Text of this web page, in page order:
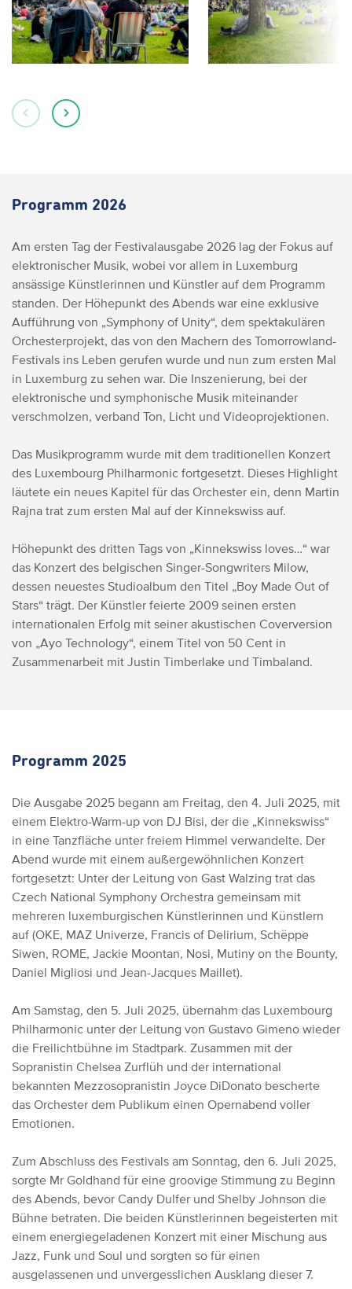
Programm 2026
Am ersten Tag der Festivalausgabe 2026 lag der Fokus auf
elektronischer Musik, wobei vor allem in Luxemburg
ansässige Künstlerinnen und Künstler auf dem Programm
standen. Der Höhepunkt des Abends war eine exklusive
Aufführung von „Symphony of Unity“, dem spektakulären
Orchesterprojekt, das von den Machern des Tomorrowland-
Festivals ins Leben gerufen wurde und nun zum ersten Mal
in Luxemburg zu sehen war. Die Inszenierung, bei der
elektronische und symphonische Musik miteinander
verschmolzen, verband Ton, Licht und Videoprojektionen.
Das Musikprogramm wurde mit dem traditionellen Konzert
des Luxembourg Philharmonic fortgesetzt. Dieses Highlight
läutete ein neues Kapitel für das Orchester ein, denn Martin
Rajna trat zum ersten Mal auf der Kinnekswiss auf.
Höhepunkt des dritten Tags von „Kinnekswiss loves…“ war
das Konzert des belgischen Singer-Songwriters Milow,
dessen neuestes Studioalbum den Titel „Boy Made Out of
Stars“ trägt. Der Künstler feierte 2009 seinen ersten
internationalen Erfolg mit seiner akustischen Coverversion
von „Ayo Technology“, einem Titel von 50 Cent in
Zusammenarbeit mit Justin Timberlake und Timbaland.
Programm 2025
Die Ausgabe 2025 begann am Freitag, den 4. Juli 2025, mit
einem Elektro-Warm-up von DJ Bisi, der die „Kinnekswiss“
in eine Tanzfläche unter freiem Himmel verwandelte. Der
Abend wurde mit einem außergewöhnlichen Konzert
fortgesetzt: Unter der Leitung von Gast Walzing trat das
Czech National Symphony Orchestra gemeinsam mit
mehreren luxemburgischen Künstlerinnen und Künstlern
auf (OKE, MAZ Univerze, Francis of Delirium, Schëppe
Siwen, ROME, Jackie Moontan, Nosi, Mutiny on the Bounty,
Daniel Migliosi und Jean-Jacques Maillet).
Am Samstag, den 5. Juli 2025, übernahm das Luxembourg
Philharmonic unter der Leitung von Gustavo Gimeno wieder
die Freilichtbühne im Stadtpark. Zusammen mit der
Sopranistin Chelsea Zurflüh und der international
bekannten Mezzosopranistin Joyce DiDonato bescherte
das Orchester dem Publikum einen Opernabend voller
Emotionen.
Zum Abschluss des Festivals am Sonntag, den 6. Juli 2025,
sorgte Mr Goldhand für eine groovige Stimmung zu Beginn
des Abends, bevor Candy Dulfer und Shelby Johnson die
Bühne betraten. Die beiden Künstlerinnen begeisterten mit
einem energiegeladenen Konzert mit einer Mischung aus
Jazz, Funk und Soul und sorgten so für einen
ausgelassenen und unvergesslichen Ausklang dieser 7.